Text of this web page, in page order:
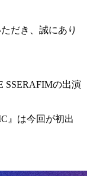
だき、誠にあり
SSERAFIMの出演
』は今回が初出